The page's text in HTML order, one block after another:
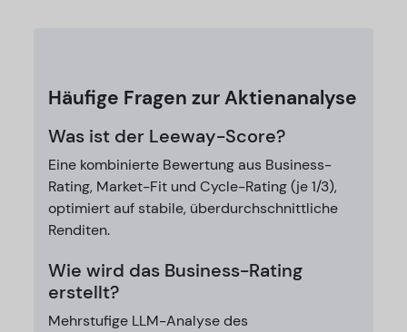
Häufige Fragen zur Aktienanalyse
Was ist der Leeway-Score?
Eine kombinierte Bewertung aus Business-
Rating, Market-Fit und Cycle-Rating (je 1/3),
optimiert auf stabile, überdurchschnittliche
Renditen.
Wie wird das Business-Rating
erstellt?
Mehrstufige LLM-Analyse des